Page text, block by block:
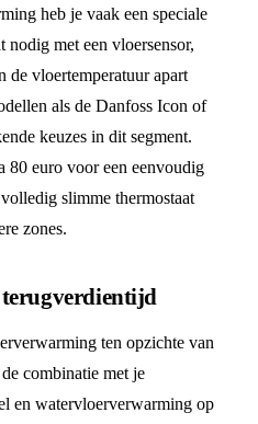
heb je vaak een speciale
nodig met een vloersensor,
de vloertemperatuur apart
als de Danfoss Icon of
keuzes in dit segment.
80 euro voor een eenvoudig
slimme thermostaat
zones.
ten opzichte van
combinatie met je
en watervloerverwarming op